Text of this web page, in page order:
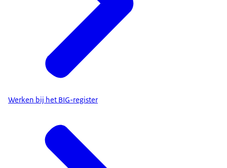
Werken bij het BIG-register